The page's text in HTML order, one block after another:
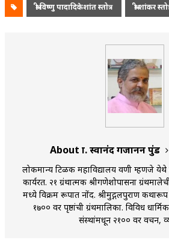
श्री विष्णु पादादिकेशांत स्तोत्र श्री शांकर
About प्रा. स्वानंद गजानन पुंड
लोकमान्य टिळक महाविद्यालय वणी म्हणजे येथे
कार्यरत. २१ ग्रंथात्मक श्रीगणेशोपासना
मध्ये विक्रम रूपात नोंद. श्रीमुद्गलपुराण
१७०० वर पृष्ठांची ग्रंथमालिका. विविध
संस्थांमधून २१०० वर प्रवचन,